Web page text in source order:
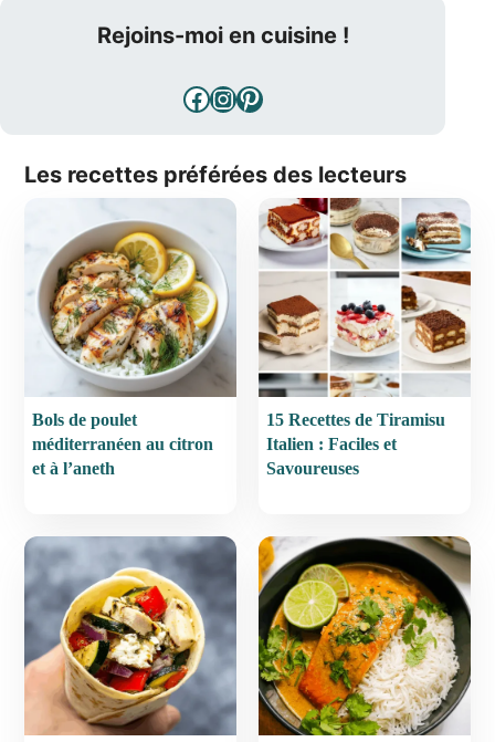
Rejoins-moi en cuisine !
Facebook
Instagram
Pinterest
Les recettes préférées des lecteurs
Bols de poulet
méditerranéen au citron
et à l’aneth
15 Recettes de Tiramisu
Italien : Faciles et
Savoureuses